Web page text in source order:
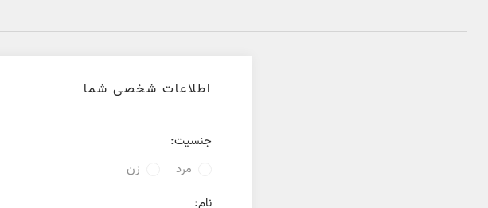
اطلاعات شخصی شما
جنسیت:
مرد
زن
نام: